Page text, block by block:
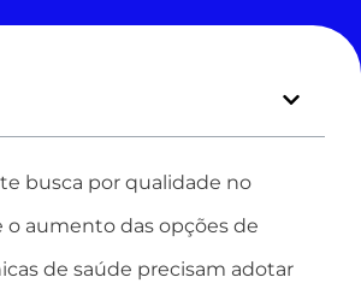
busca por qualidade no
aumento das opções de
de saúde precisam adotar